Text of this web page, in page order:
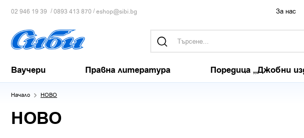
02 946 19 39 /0893 413 870 /eshop@sibi.bg За нас
Ваучери Правна литература Поредица „Джобни
Начало НОВО
НОВО